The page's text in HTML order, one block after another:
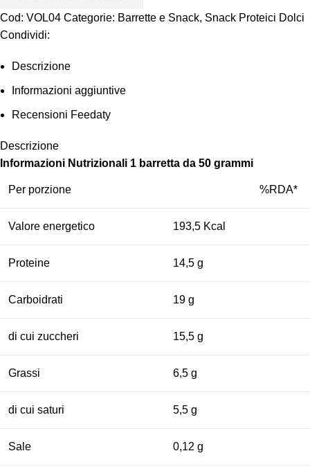
Cod: VOL04 Categorie: Barrette e Snack, Snack Proteici Dolci
Condividi:
Descrizione
Informazioni aggiuntive
Recensioni Feedaty
Descrizione
Informazioni Nutrizionali 1 barretta da 50 grammi
Per porzione %RDA*
Valore energetico 193,5 Kcal
Proteine 14,5 g
Carboidrati 19 g
di cui zuccheri 15,5 g
Grassi 6,5 g
di cui saturi 5,5 g
Sale 0,12 g